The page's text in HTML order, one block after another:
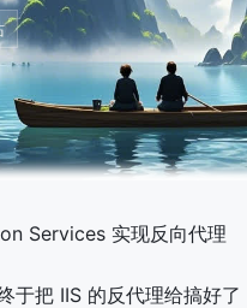
关于
Services 实现反向代理
于把 IIS 的反代理给搞好了